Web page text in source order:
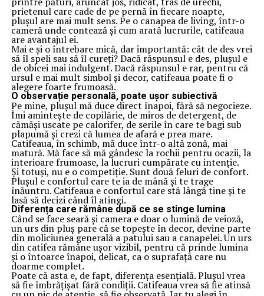
prietenul care cade de pe pernă în fiecare noapte,
plușul are mai mult sens. Pe o canapea de living, într-o
cameră unde contează și cum arată lucrurile, catifeaua
are avantajul ei.
Mai e și o întrebare mică, dar importantă: cât de des vrei
să îl speli sau să îl cureți? Dacă răspunsul e des, plușul e
de obicei mai indulgent. Dacă răspunsul e rar, pentru că
ursul e mai mult simbol și decor, catifeaua poate fi o
alegere foarte frumoasă.
O observație personală, poate ușor subiectivă
Pe mine, plușul mă duce direct înapoi, fără să negocieze.
Îmi amintește de copilărie, de miros de detergent, de
cămăși uscate pe calorifer, de serile în care te bagi sub
plapumă și crezi că lumea de afară e prea mare.
Catifeaua, în schimb, mă duce într-o altă zonă, mai
matură. Mă face să mă gândesc la rochii pentru ocazii, la
interioare frumoase, la lucruri cumpărate cu intenție.
Și totuși, nu e o competiție. Sunt două feluri de confort.
Plușul e confortul care te ia de mână și te trage
înăuntru. Catifeaua e confortul care stă lângă tine și te
lasă să decizi când îl atingi.
Diferența care rămâne după ce se stinge lumina
Când se face seară și camera e doar o lumină de veioză,
un urs din pluș pare că se topește în decor, devine parte
din moliciunea generală a patului sau a canapelei. Un urs
din catifea rămâne ușor vizibil, pentru că prinde lumina
și o întoarce înapoi, delicat, ca o suprafață care nu
doarme complet.
Poate că asta e, de fapt, diferența esențială. Plușul vrea
să fie îmbrățișat fără condiții. Catifeaua vrea să fie atinsă